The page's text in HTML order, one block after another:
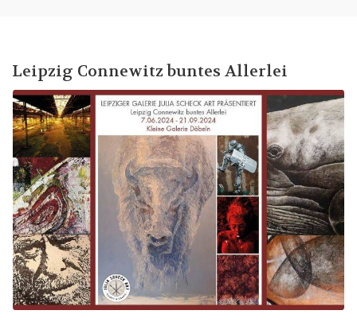
Leipzig Connewitz buntes Allerlei